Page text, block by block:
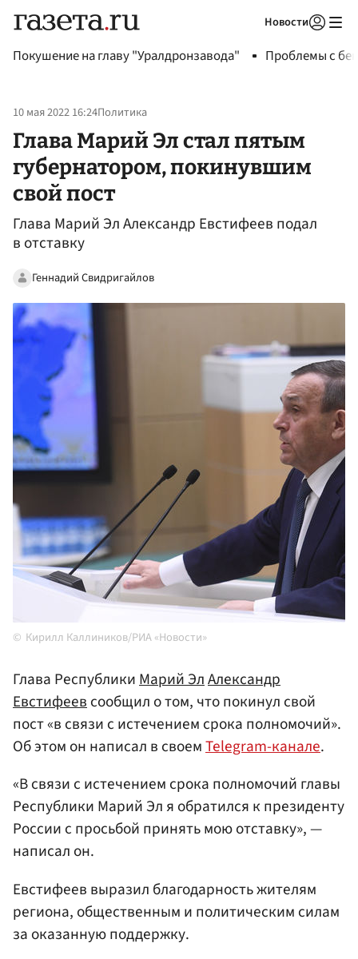
Новости
Покушение на главу "Уралдронзавода" Проблемы с
10 мая 2022 16:24Политика
Глава Марий Эл стал пятым
губернатором, покинувшим
свой пост
Глава Марий Эл Александр Евстифеев подал
в отставку
Геннадий Свидригайлов
Кирилл Каллиников/РИА «Новости»
Глава РеспубликиМарий ЭлАлександр
Евстифеевсообщил о том, что покинул свой
пост «в связи с истечением срока полномочий».
Об этом он написал в своемTelegram-канале.
«В связи с истечением срока полномочий главы
Республики Марий Эл я обратился к президенту
России с просьбой принять мою отставку», —
написал он.
Евстифеев выразил благодарность жителям
региона, общественным и политическим силам
за оказанную поддержку.